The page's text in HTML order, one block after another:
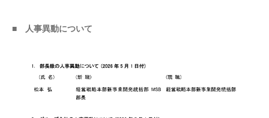
■ 人事異動について